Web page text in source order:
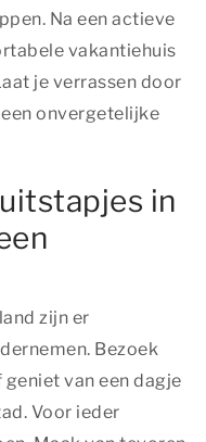
Na een actieve
vakantiehuis
je verrassen door
onvergetelijke
in
zijn er
Bezoek
van een dagje
Voor ieder